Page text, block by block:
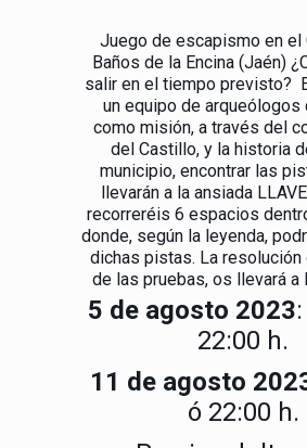
Juego de escapismo en el
Baños de la Encina (Jaén)
salir en el tiempo previsto?
un equipo de arqueólogos
como misión, a través del
del Castillo, y la historia
municipio, encontrar las
llevarán a la ansiada
recorreréis 6 espacios
donde, según la leyenda,
dichas pistas. La resolución
de las pruebas, os llevará a
5 de agosto 2023
22:00 h.
11 de agosto
ó 22:00 h.